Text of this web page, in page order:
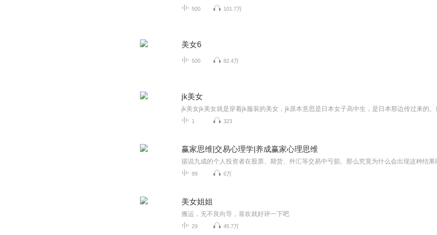
500 101.7万
美女6
500 82.4万
jk美女
1 323
赢家思维|交易心理学|养成赢家心理思维
99 6万
美女姐姐
搬运，无不良向导，喜欢就好评一下吧
29 45.7万